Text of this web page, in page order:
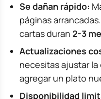
Se dañan rápido:
páginas
cartas duran 2-3
Actualizaciones
necesitas ajustar la
agregar un plato
Disponibilidad